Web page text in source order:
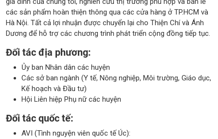
các sản phẩm hoàn thiện thông qua các cửa hàng ở TP.HCM và
Hà Nội. Tất cả lợi nhuận được chuyển lại cho Thiện Chí và Ánh
Dương để hỗ trợ các chương trình phát triển cộng đồng tiếp tục.
Đối tác địa phương:
Ủy ban Nhân dân các huyện
Các sở ban ngành (Y tế, Nông nghiệp, Môi trường, Giáo dục,
Kế hoạch và Đầu tư)
Hội Liên hiệp Phụ nữ các huyện
Đối tác quốc tế:
AVI (Tình nguyện viên quốc tế Úc):